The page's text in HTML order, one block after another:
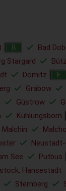
B Bad
Stargard
Dömitz E
Grabow
Güstrow
Kühlungsborn
Malchin
Neustadt-
See Putbus
Hansestadt
Sternberg